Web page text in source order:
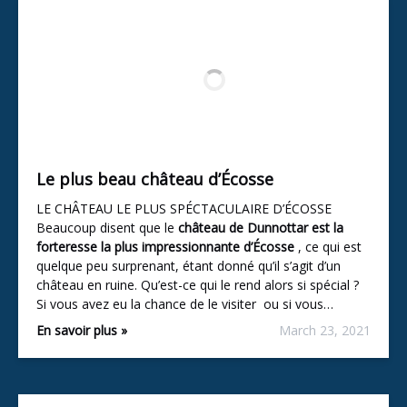
Le plus beau château d’Écosse
LE CHÂTEAU LE PLUS SPÉCTACULAIRE D’ÉCOSSE
Beaucoup disent que le château de Dunnottarest la
forteresse la plus impressionnante d’Écosse , ce qui est
quelque peu surprenant, étant donné qu’il s’agit d’un
château en ruine. Qu’est-ce qui le rend alors si spécial ?
Si vous avez eu la chance de le visiter ou si vous…
En savoir plus »
March 23, 2021